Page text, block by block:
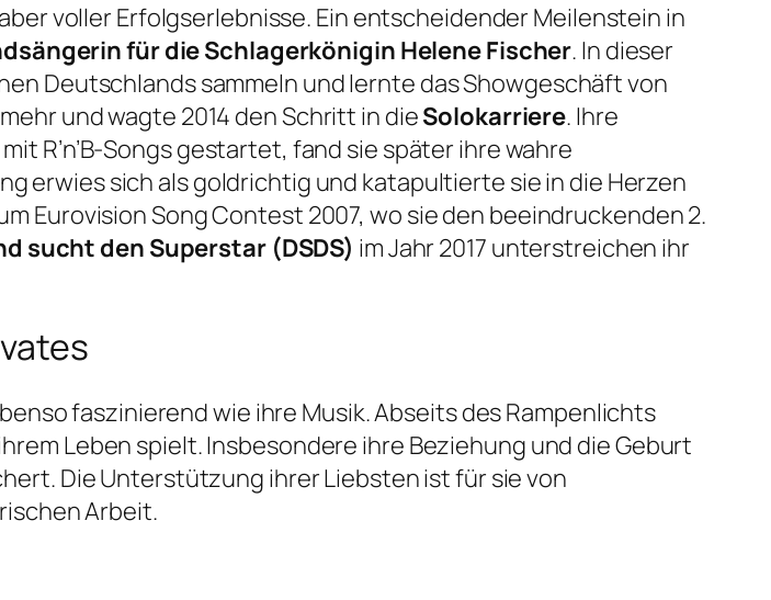
voller Erfolgserlebnisse. Ein entscheidender Meilenstein in
für die Schlagerkönigin Helene Fischer. In dieser
Deutschlands sammeln und lernte das Showgeschäft von
und wagte 2014 den Schritt in dieSolokarriere. Ihre
R’n’B-Songs gestartet, fand sie später ihre wahre
erwies sich als goldrichtig und katapultierte sie in die Herzen
Eurovision Song Contest 2007, wo sie den beeindruckenden 2.
sucht den Superstar (DSDS) im Jahr 2017 unterstreichen ihr
faszinierend wie ihre Musik. Abseits des Rampenlichts
Leben spielt. Insbesondere ihre Beziehung und die Geburt
Die Unterstützung ihrer Liebsten ist für sie von
Arbeit.